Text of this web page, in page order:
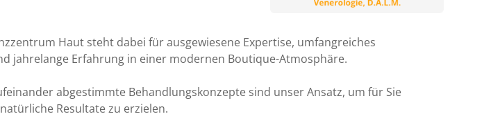
Haut steht dabei für ausgewiesene Expertise, umfangreiches
jahrelange Erfahrung in einer modernen Boutique-Atmosphäre.
abgestimmte Behandlungskonzepte sind unser Ansatz, um für Sie
Resultate zu erzielen.